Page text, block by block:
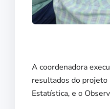
A coordenadora
resultados do projeto
Estatística, e o